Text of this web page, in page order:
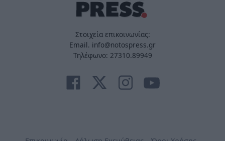
Στοιχεία επικοινωνίας:
Email. info@notospress.gr
Τηλέφωνο: 27310.89949